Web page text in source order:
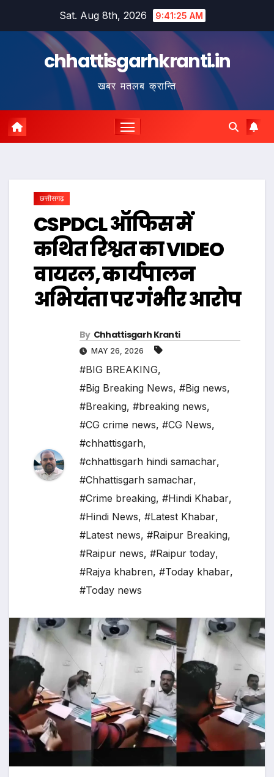
Sat. Aug 8th, 2026 9:41:25 AM
chhattisgarhkranti.in
खबर मतलब क्रान्ति
छत्तीसगढ़
CSPDCL ऑफिस में
कथित रिश्वत का VIDEO
वायरल, कार्यपालन
अभियंता पर गंभीर आरोप
By Chhattisgarh Kranti
MAY 26, 2026
#BIG BREAKING,
#Big Breaking News, #Big news,
#Breaking, #breaking news,
#CG crime news, #CG News,
#chhattisgarh,
#chhattisgarh hindi samachar,
#Chhattisgarh samachar,
#Crime breaking, #Hindi Khabar,
#Hindi News, #Latest Khabar,
#Latest news, #Raipur Breaking,
#Raipur news, #Raipur today,
#Rajya khabren, #Today khabar,
#Today news